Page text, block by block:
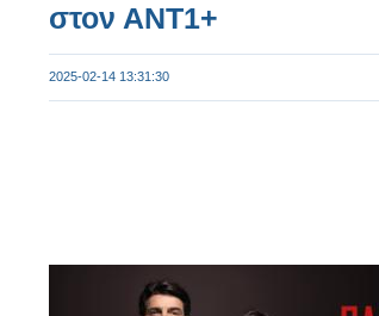
στον ΑΝΤ1+
2025-02-14 13:31:30